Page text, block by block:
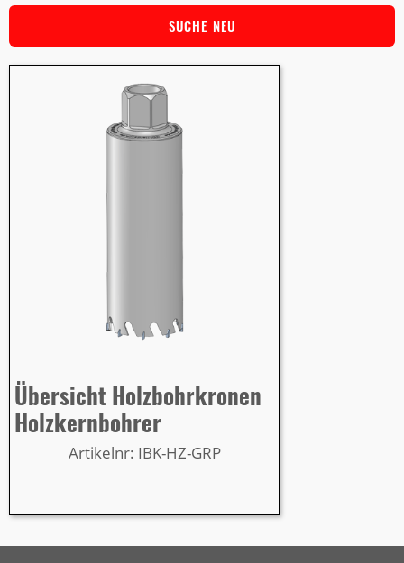
SUCHE NEU
Übersicht Holzbohrkronen
Holzkernbohrer
Artikelnr: IBK-HZ-GRP